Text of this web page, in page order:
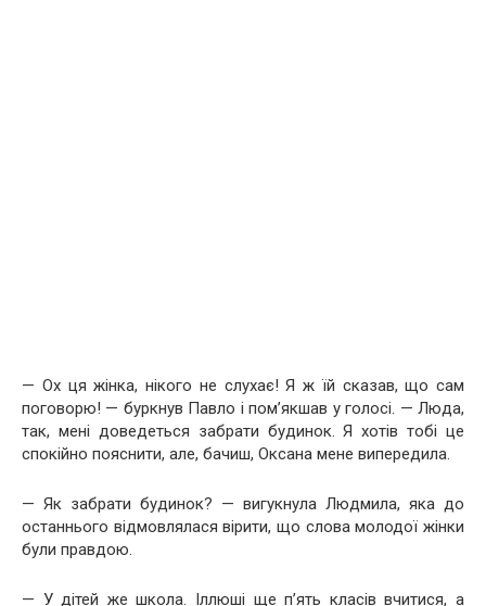
— Ох ця жінка, нікого не слухає! Я ж їй сказав, що сам
поговорю! — буркнув Павло і пом’якшав у голосі. — Люда,
так, мені доведеться забрати будинок. Я хотів тобі це
спокійно пояснити, але, бачиш, Оксана мене випередила.
— Як забрати будинок? — вигукнула Людмила, яка до
останнього відмовлялася вірити, що слова молодої жінки
були правдою.
— У дітей же школа. Іллюші ще п’ять класів вчитися, а